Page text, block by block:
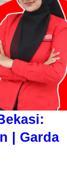
| Garda